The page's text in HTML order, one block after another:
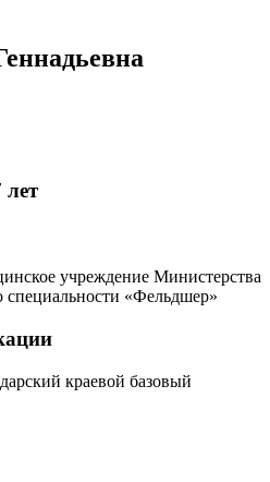
лет
учреждение Министерства
«Фельдшер»
краевой базовый